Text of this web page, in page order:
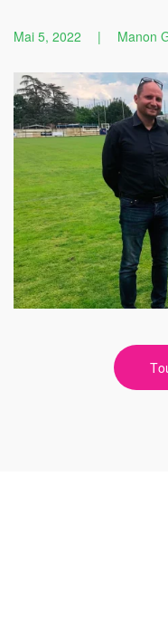
Mai 5, 2022 | Manon